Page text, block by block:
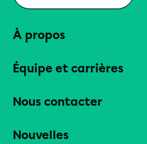
À propos
Équipe et carrières
Nous contacter
Nouvelles